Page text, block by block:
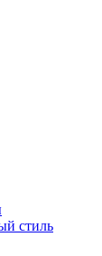
стиль